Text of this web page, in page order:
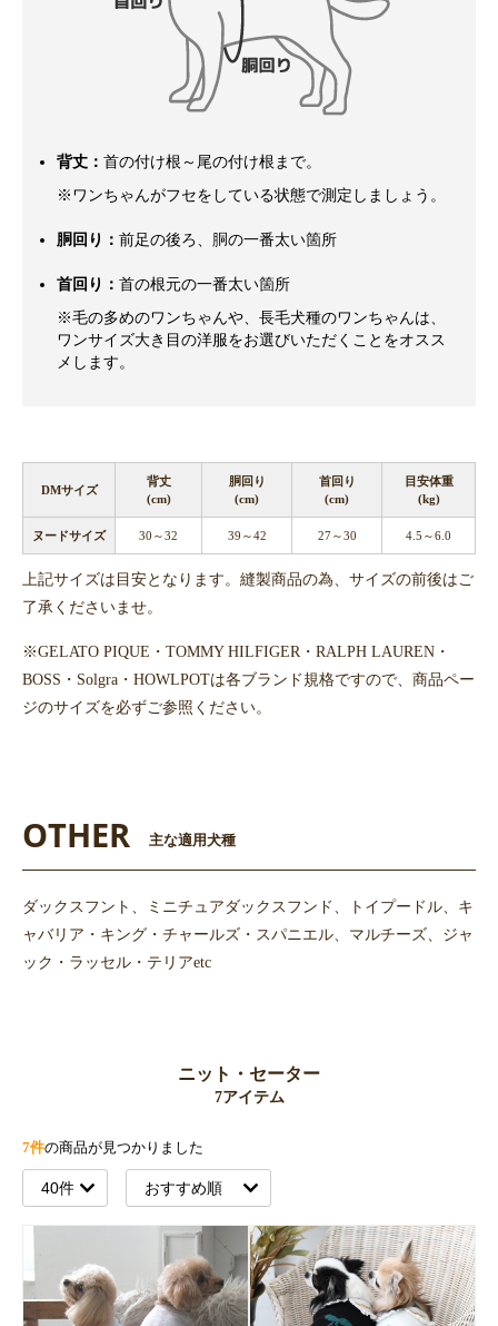
背丈： 首の付け根～尾の付け根まで。
※ワンちゃんがフセをしている状態で測定しましょう。
胴回り： 前足の後ろ、胴の一番太い箇所
首回り： 首の根元の一番太い箇所
※毛の多めのワンちゃんや、長毛犬種のワンちゃんは、
ワンサイズ大き目の洋服をお選びいただくことをオスス
メします。
DMサイズ
背丈
(cm)
胴回り
(cm)
首回り
(cm)
目安体重
(kg)
ヌードサイズ 30～32 39～42 27～30 4.5～6.0
上記サイズは目安となります。縫製商品の為、サイズの前後はご
了承くださいませ。
※GELATO PIQUE・TOMMY HILFIGER・RALPH LAUREN・
BOSS・Solgra・HOWLPOTは各ブランド規格ですので、商品ペー
ジのサイズを必ずご参照ください。
OTHER 主な適用犬種
ダックスフント、ミニチュアダックスフンド、トイプードル、キ
ャバリア・キング・チャールズ・スパニエル、マルチーズ、ジャ
ック・ラッセル・テリアetc
ニット・セーター
7アイテム
7件の商品が見つかりました